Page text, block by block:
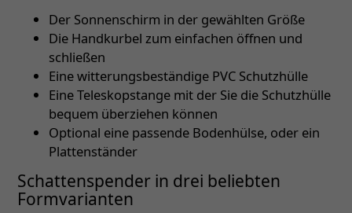
Der Sonnenschirm in der gewählten Größe
Die Handkurbel zum einfachen öffnen und
schließen
Eine witterungsbeständige PVC Schutzhülle
Eine Teleskopstange mit der Sie die Schutzhülle
bequem überziehen können
Optional eine passende Bodenhülse, oder ein
Plattenständer
Schattenspender in drei beliebten
Formvarianten